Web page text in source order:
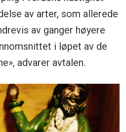
av arter, som allerede
av ganger høyere
i løpet av de
advarer avtalen.